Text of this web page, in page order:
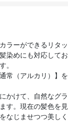
ラーができるリタ
染めにも対応して
。
常（アルカリ）】
かけて、自然なグ
す。現在の髪色を
なじませつつ美し